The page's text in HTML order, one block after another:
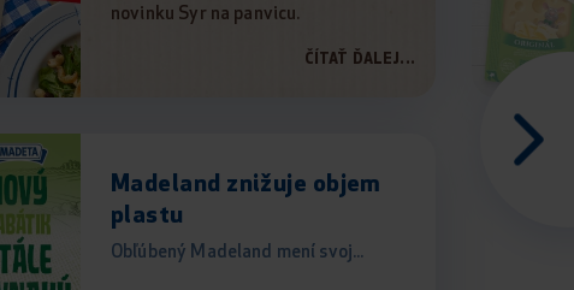
novinku Syr na panvicu.
ČÍTAŤ ĎALEJ...
Madeland znižuje objem
plastu
Obľúbený Madeland mení svoj...